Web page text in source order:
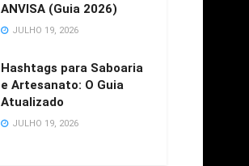
ANVISA (Guia 2026)
JULHO 19, 2026
Hashtags para Saboaria
e Artesanato: O Guia
Atualizado
JULHO 19, 2026